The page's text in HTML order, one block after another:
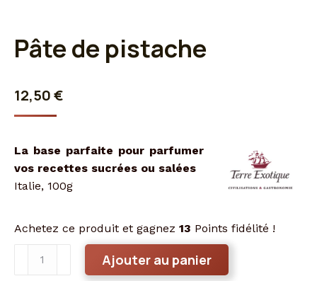
Pâte de pistache
12,50€
La base parfaite pour parfumer
vos recettes sucrées ou salées
Italie, 100g
Achetez ce produit et gagnez 13 Points fidélité !
Ajouter au panier